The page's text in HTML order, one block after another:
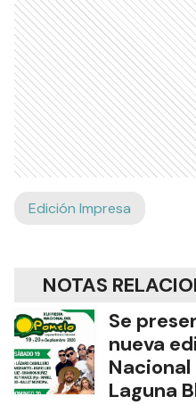
Edición Impresa
NOTAS
Se
nueva
Nacional
Laguna